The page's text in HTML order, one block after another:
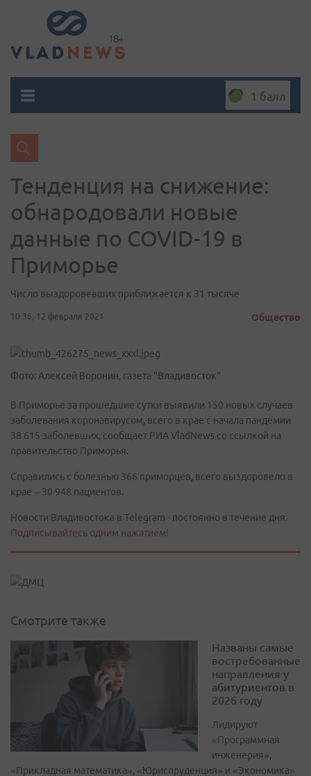
1 балл
Тенденция на снижение:
обнародовали новые
данные по COVID-19 в
Приморье
Число выздоровевших приближается к 31 тысяче
10:36, 12 февраля 2021 Общество
Фото: Алексей Воронин, газета "Владивосток"
В Приморье за прошедшие сутки выявили 150 новых случаев
заболевания коронавирусом, всего в крае с начала пандемии
38 615 заболевших, сообщает РИА VladNews со ссылкой на
правительство Приморья.
Справились с болезнью 366 приморцев, всего выздоровело в
крае – 30 948 пациентов.
Новости Владивостока в Telegram - постоянно в течение дня.
Подписывайтесь одним нажатием!
Смотрите также
Названы самые
востребованные
направления у
абитуриентов в
2026 году
Лидируют
«Программная
инженерия»,
«Прикладная математика», «Юриспруденция» и «Экономика»